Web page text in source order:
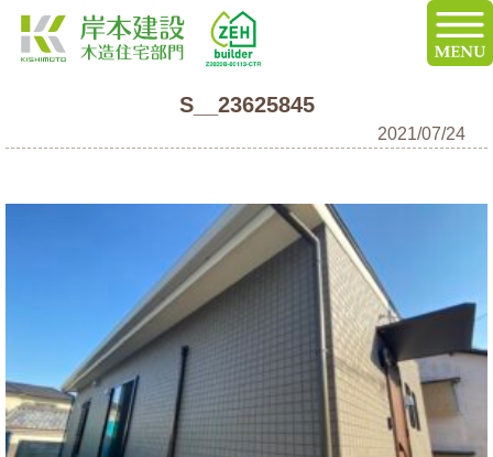
S__23625845
2021/07/24